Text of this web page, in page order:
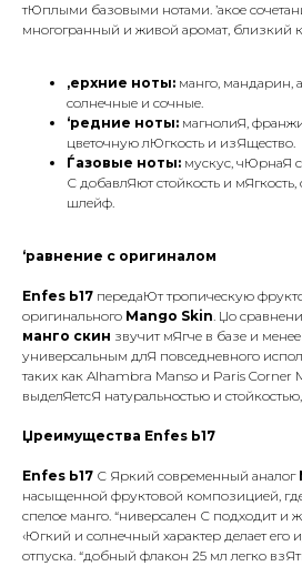
тЮплыми базовыми нотами. ’акое
многогранный и живой аромат, близкий
‚ерхние ноты: манго, мандарин,
солнечные и сочные.
‘редние ноты: магнолиЯ,
цветочную лЮгкость и изЯщество.
Ѓазовые ноты: мускус, чЮрнаЯ
С добавлЯют стойкость и
шлейф.
‘равнение с оригиналом
Enfes Ь17 передаЮт тропическую
оригинального Mango Skin. Џо
манго скин звучит мЯгче в базе и
универсальным длЯ повседневного
таких как Alhambra Manso и Paris Corner
выделЯетсЯ натуральностью и
Џреимущества Enfes Ь17
Enfes Ь17 С Яркий современный аналог
насыщенной фруктовой композицией,
спелое манго. “ниверсален С подходит
‹Югкий и солнечный характер делает его
отпуска. “добный флакон 25 мл легко
О НОВЫХ ПОСТУПЛЕНИЯХ И АКЦИЯХ
Подписаться